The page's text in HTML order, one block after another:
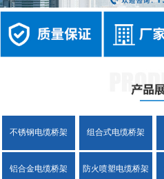
不锈钢电缆桥架 组合式电缆桥架
铝合金电缆桥架 防火喷塑电缆桥架